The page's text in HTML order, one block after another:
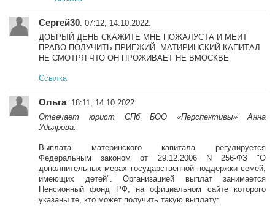
Сергей30 . 07:12, 14.10.2022.
ДОБРЫЙ ДЕНЬ СКАЖИТЕ МНЕ ПОЖАЛУСТА И МЕИТ
ПРАВО ПОЛУЧИТЬ ПРИЕЖИЙ МАТИРИНСКИЙ КАПИТАЛ
НЕ СМОТРЯ ЧТО ОН ПРОЖИВАЕТ НЕ ВМОСКВЕ
Ссылка
Ольга. 18:11, 14.10.2022.
Отвечает юрист СПб БОО «Перспективы» Анна
Удьярова:
Выплата материнского капитала регулируется
Федеральным законом от 29.12.2006 N 256-ФЗ "О
дополнительных мерах государственной поддержки семей,
имеющих детей". Организацией выплат занимается
Пенсионный фонд РФ, на официальном сайте которого
указаны те, кто может получить такую выплату: